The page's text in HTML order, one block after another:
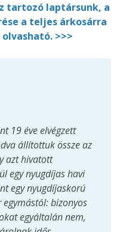
tartozó laptársunk, a
a teljes árkosárra
>>>
19 éve elvégzett
állítottuk össze az
azt hivatott
egy nyugdíjas havi
egy nyugdíjaskorú
bizonyos
egyáltalán nem,